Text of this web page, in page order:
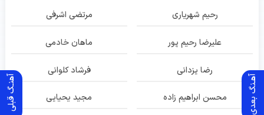
آهنـگ قبلی آهـنگ بعدی
رحیم شهریاری مرتضی اشرفی
علیرضا رحیم پور ماهان خادمی
رضا یزدانی فرشاد کلوانی
محسن ابراهیم زاده مجید یحیایی